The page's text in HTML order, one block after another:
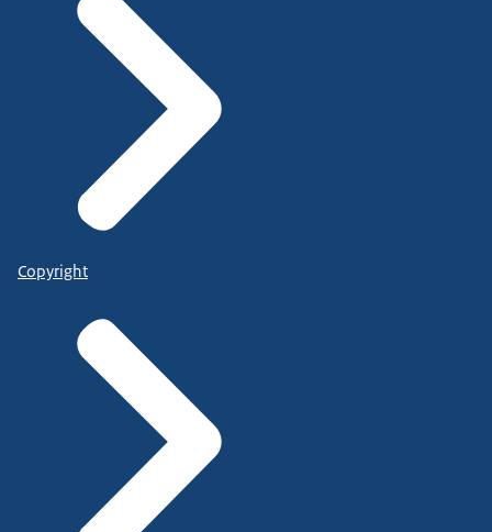
Copyright